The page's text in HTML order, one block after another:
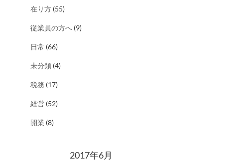
在り方 (55)
従業員の方へ (9)
日常 (66)
未分類 (4)
税務 (17)
経営 (52)
開業 (8)
2017年6月